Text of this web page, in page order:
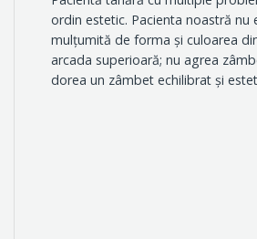
ordin estetic. Pacienta noastră nu
mulțumită de forma și culoarea
arcada superioară; nu agrea
dorea un zâmbet echilibrat și